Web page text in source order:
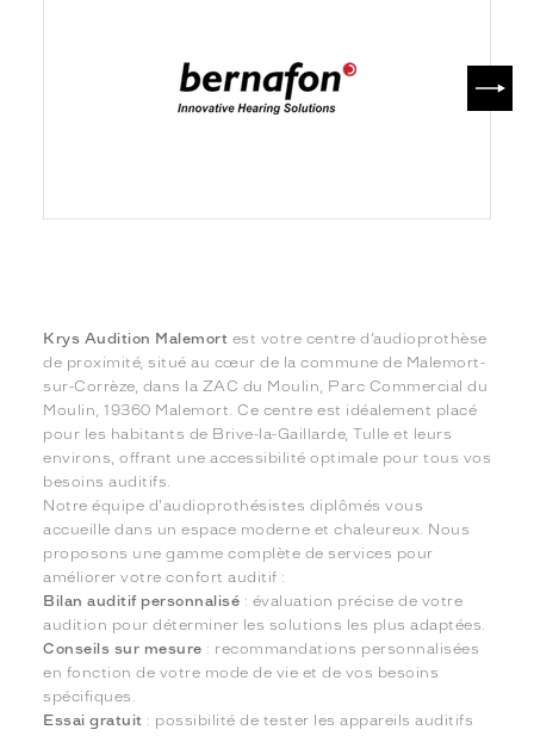
Krys Audition Malemort est votre centre d’audioprothèse
de proximité, situé au cœur de la commune de Malemort-
sur-Corrèze, dans la ZAC du Moulin, Parc Commercial du
Moulin, 19360 Malemort. Ce centre est idéalement placé
pour les habitants de Brive-la-Gaillarde, Tulle et leurs
environs, offrant une accessibilité optimale pour tous vos
besoins auditifs.
Notre équipe d'audioprothésistes diplômés vous
accueille dans un espace moderne et chaleureux. Nous
proposons une gamme complète de services pour
améliorer votre confort auditif :
Bilan auditif personnalisé : évaluation précise de votre
audition pour déterminer les solutions les plus adaptées.
Conseils sur mesure : recommandations personnalisées
en fonction de votre mode de vie et de vos besoins
spécifiques.
Essai gratuit : possibilité de tester les appareils auditifs